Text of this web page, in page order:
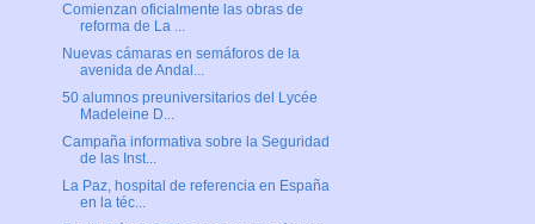
Comienzan oficialmente las obras de
reforma de La ...
Nuevas cámaras en semáforos de la
avenida de Andal...
50 alumnos preuniversitarios del Lycée
Madeleine D...
Campaña informativa sobre la Seguridad
de las Inst...
La Paz, hospital de referencia en España
en la téc...